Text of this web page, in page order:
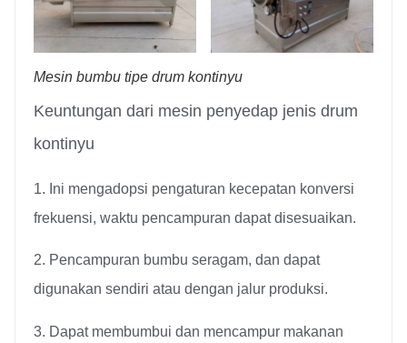
Mesin bumbu tipe drum kontinyu
Keuntungan dari mesin penyedap jenis drum
kontinyu
1. Ini mengadopsi pengaturan kecepatan konversi
frekuensi, waktu pencampuran dapat disesuaikan.
2. Pencampuran bumbu seragam, dan dapat
digunakan sendiri atau dengan jalur produksi.
3. Dapat membumbui dan mencampur makanan